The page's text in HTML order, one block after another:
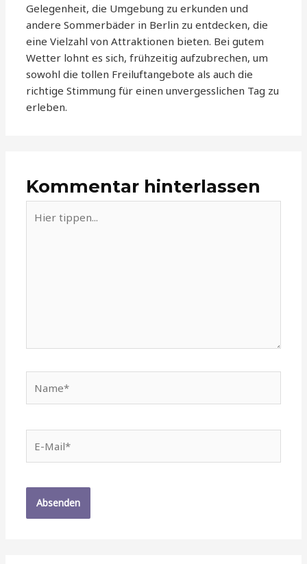
Gelegenheit, die Umgebung zu erkunden und
andere Sommerbäder in Berlin zu entdecken, die
eine Vielzahl von Attraktionen bieten. Bei gutem
Wetter lohnt es sich, frühzeitig aufzubrechen, um
sowohl die tollen Freiluftangebote als auch die
richtige Stimmung für einen unvergesslichen Tag zu
erleben.
Kommentar hinterlassen
tippen...
Mail*